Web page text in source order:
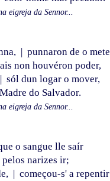
eigreja da Sennor...
| punnaron de o
non houvéron poder,
| sól dun logar o mover,
do Salvador.
eigreja da Sennor...
o sangue lle saír
pelos narizes ir;
| começou-s' a repentir